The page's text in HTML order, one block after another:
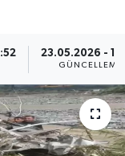
23.05.2026 -
GÜNCELLEME